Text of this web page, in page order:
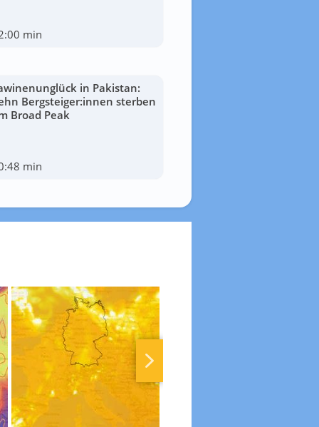
min
in Pakistan:
Bergsteiger:innen sterben
Broad Peak
min